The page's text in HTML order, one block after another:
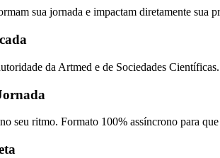
sua jornada e impactam diretamente sua
da Artmed e de Sociedades
seu ritmo. Formato 100% assíncrono para